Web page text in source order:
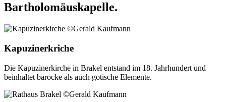
Bartholomäuskapelle.
Kapuzinerkriche
Die Kapuzinerkirche in Brakel entstand im 18. Jahrhundert und
beinhaltet barocke als auch gotische Elemente.